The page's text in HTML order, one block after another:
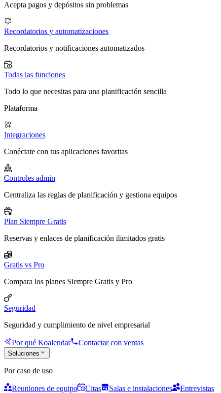
Acepta pagos y depósitos sin problemas
Recordatorios y automatizaciones
Recordatorios y notificaciones automatizados
Todas las funciones
Todo lo que necesitas para una planificación sencilla
Plataforma
Integraciones
Conéctate con tus aplicaciones favoritas
Controles admin
Centraliza las reglas de planificación y gestiona equipos
Plan Siempre Gratis
Reservas y enlaces de planificación ilimitados gratis
Gratis vs Pro
Compara los planes Siempre Gratis y Pro
Seguridad
Seguridad y cumplimiento de nivel empresarial
Por qué Koalendar Contactar con ventas
Soluciones
Por caso de uso
Reuniones de equipo Citas Salas e instalaciones
Entrevistas